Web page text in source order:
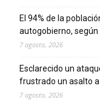
El 94% de la
autogobierno, según
7 agosto, 2026
Esclarecido un
frustrado un asalto
7 agosto, 2026